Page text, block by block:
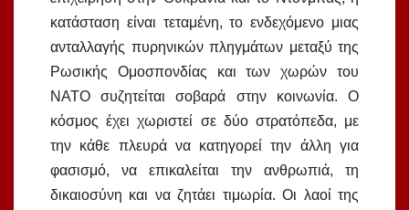
κατάσταση είναι τεταμένη, το ενδεχόμενο μιας
ανταλλαγής πυρηνικών πληγμάτων μεταξύ της
Ρωσικής Ομοσπονδίας και των χωρών του
ΝΑΤΟ συζητείται σοβαρά στην κοινωνία. Ο
κόσμος έχει χωριστεί σε δύο στρατόπεδα, με
την κάθε πλευρά να κατηγορεί την άλλη για
φασισμό, να επικαλείται την ανθρωπιά, τη
δικαιοσύνη και να ζητάει τιμωρία. Οι λαοί της